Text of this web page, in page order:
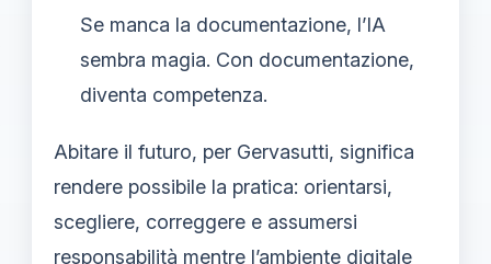
Se manca la documentazione, l’IA
sembra magia. Con documentazione,
diventa competenza.
Abitare il futuro, per Gervasutti, significa
rendere possibile la pratica: orientarsi,
scegliere, correggere e assumersi
responsabilità mentre l’ambiente digitale